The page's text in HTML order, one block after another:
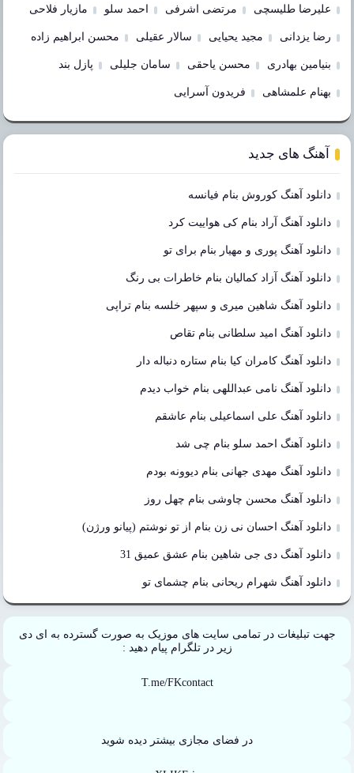
علیرضا طلیسچی مرتضی اشرفی احمد سلو مازیار فلاحی
رضا یزدانی مجید یحیایی سالار عقیلی محسن ابراهیم زاده
بنیامین بهادری محسن یاحقی سامان جلیلی پازل بند
بهنام علمشاهی فریدون آسرایی
آهنگ های جدید
دانلود آهنگ کوروش بنام فیانسه
دانلود آهنگ آراد بنام کی هواییت کرد
دانلود آهنگ پوری و مهیار بنام برای تو
دانلود آهنگ آزاد کمالیان بنام خاطرات بی رنگ
دانلود آهنگ شاهین میری و سپهر خلسه بنام تراپی
دانلود آهنگ امید سلطانی بنام تقاص
دانلود آهنگ کامران کیا بنام ستاره دنباله دار
دانلود آهنگ نامی عبداللهی بنام خواب دیدم
دانلود آهنگ علی اسماعیلی بنام عاشقم
دانلود آهنگ احمد سلو بنام چی شد
دانلود آهنگ مهدی جهانی بنام دیوونه بودم
دانلود آهنگ محسن چاوشی بنام چهل روز
دانلود آهنگ احسان نی زن بنام از تو نوشتم (پیانو ورژن)
دانلود آهنگ دی جی شاهین بنام عشق عمیق 31
دانلود آهنگ شهرام ریحانی بنام چشمای تو
جهت تبلیغات در تمامی سایت های موزیک به صورت گسترده به ای دی
زیر در تلگرام پیام دهید :
T.me/FKcontact
در فضای مجازی بیشتر دیده شوید